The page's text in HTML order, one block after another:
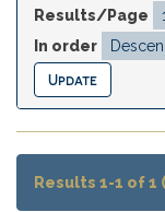
Results/Page
In order
Results 1-1 of 1